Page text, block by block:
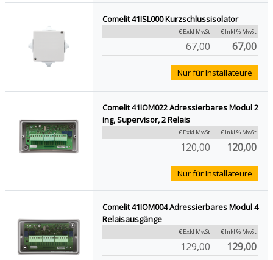
Comelit 41ISL000 Kurzschlussisolator
€ Exkl MwSt € Inkl % MwSt
67,00 67,00
Nur für Installateure
Comelit 41IOM022 Adressierbares Modul 2
ing, Supervisor, 2 Relais
€ Exkl MwSt € Inkl % MwSt
120,00 120,00
Nur für Installateure
Comelit 41IOM004 Adressierbares Modul 4
Relaisausgänge
€ Exkl MwSt € Inkl % MwSt
129,00 129,00